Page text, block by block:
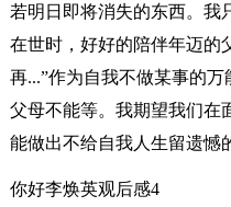
若明日即将消失的东西。我
在世时，好好的陪伴年迈的
再...”作为自我不做某事的
父母不能等。我期望我们在
能做出不给自我人生留遗憾
你好李焕英观后感4